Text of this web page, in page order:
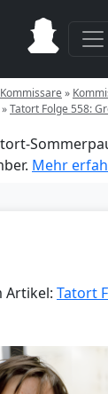
Kommissare»
»Tatort Folge 558:
Mehr
Artikel: Tatort